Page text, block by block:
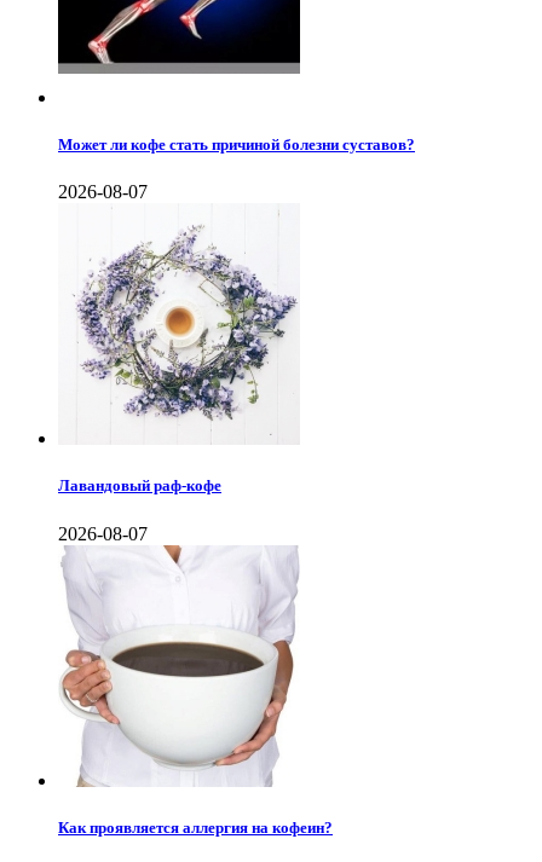
Может ли кофе стать причиной болезни суставов?
2026-08-07
Лавандовый раф-кофе
2026-08-07
Как проявляется аллергия на кофеин?